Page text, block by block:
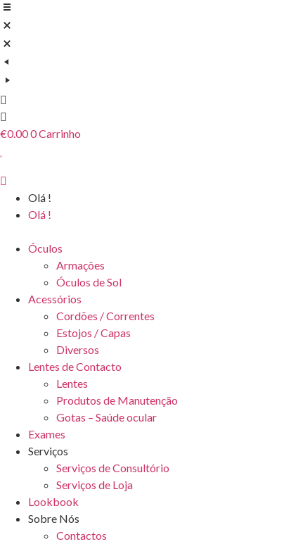
Pular
para
o
conteúdo
€0.000Carrinho
Olá !
Olá !
Óculos
Armações
Óculos de Sol
Acessórios
Cordões / Correntes
Estojos / Capas
Diversos
Lentes de Contacto
Lentes
Produtos de Manutenção
Gotas – Saúde ocular
Exames
Serviços
Serviços de Consultório
Serviços de Loja
Lookbook
Sobre Nós
Contactos